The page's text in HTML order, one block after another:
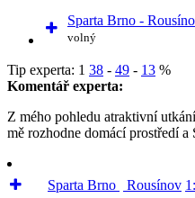
Sparta Brno -
volný
Tip experta: 1 38 - 49 - 13 %
Komentář experta:
Z mého pohledu atraktivní
mě rozhodne domácí prostředí a
Sparta Brno Rousínov